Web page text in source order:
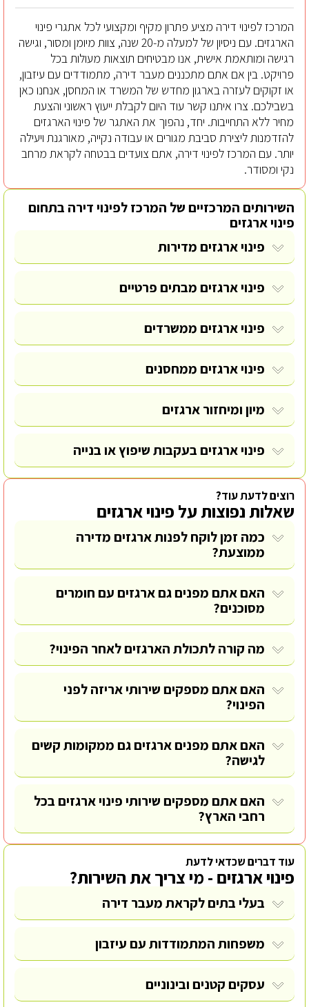
המרכז לפינוי דירה מציע פתרון מקיף ומקצועי לכל אתגרי פינוי
הארגזים. עם ניסיון של למעלה מ-20 שנה, צוות מיומן ומסור, וגישה
רגישה ומותאמת אישית, אנו מבטיחים תוצאות מעולות בכל
פרויקט. בין אם אתם מתכננים מעבר דירה, מתמודדים עם עיזבון,
או זקוקים לעזרה בארגון מחדש של המשרד או המחסן, אנחנו כאן
בשבילכם. צרו איתנו קשר עוד היום לקבלת ייעוץ ראשוני והצעת
מחיר ללא התחייבות. יחד, נהפוך את האתגר של פינוי הארגזים
להזדמנות ליצירת סביבת מגורים או עבודה נקייה, מאורגנת ויעילה
יותר. עם המרכז לפינוי דירה, אתם צועדים בבטחה לקראת מרחב
נקי ומסודר.
השירותים המרכזיים של המרכז לפינוי דירה בתחום
פינוי ארגזים
פינוי ארגזים מדירות
פינוי ארגזים מבתים פרטיים
פינוי ארגזים ממשרדים
פינוי ארגזים ממחסנים
מיון ומיחזור ארגזים
פינוי ארגזים בעקבות שיפוץ או בנייה
רוצים לדעת עוד?
שאלות נפוצות על פינוי ארגזים
כמה זמן לוקח לפנות ארגזים מדירה
ממוצעת?
האם אתם מפנים גם ארגזים עם חומרים
מסוכנים?
מה קורה לתכולת הארגזים לאחר הפינוי?
האם אתם מספקים שירותי אריזה לפני
הפינוי?
האם אתם מפנים ארגזים גם ממקומות קשים
לגישה?
האם אתם מספקים שירותי פינוי ארגזים בכל
רחבי הארץ?
עוד דברים שכדאי לדעת
פינוי ארגזים - מי צריך את השירות?
בעלי בתים לקראת מעבר דירה
משפחות המתמודדות עם עיזבון
עסקים קטנים ובינוניים